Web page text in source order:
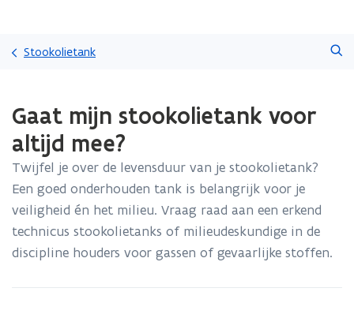
gaan
Stookolietank
met
laden.
bevindt
zich
op:
Gaat
mijn
voor
Gaat mijn stookolietank voor
altijd mee?
Twijfel je over de levensduur van je stookolietank?
Een goed onderhouden tank is belangrijk voor je
veiligheid én het milieu. Vraag raad aan een erkend
technicus stookolietanks of milieudeskundige in de
discipline houders voor gassen of gevaarlijke stoffen.